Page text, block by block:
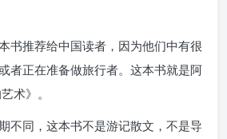
书推荐给中国读者，因为他们中有很
者正在准备做旅行者。这本书就是阿
术》。
不同，这本书不是游记散文，不是导